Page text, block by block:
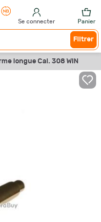
Se connecter Panier
Filtrer
longue Cal. 308 WIN